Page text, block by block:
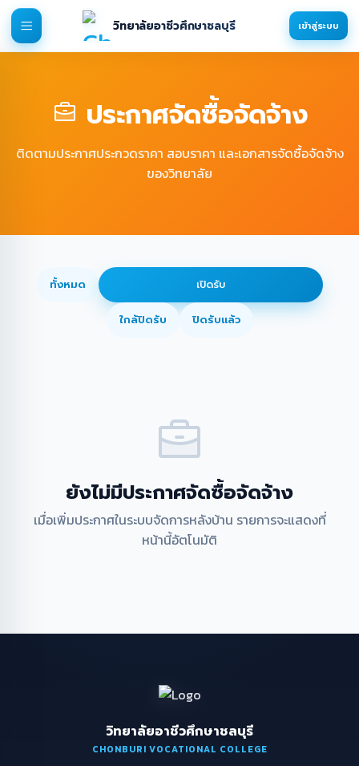
วิทยาลัยอาชีวศึกษาชลบุรี เข้าสู่ระบบ
ประกาศจัดซื้อจัดจ้าง
ติดตามประกาศประกวดราคา สอบราคา และเอกสารจัดซื้อจัดจ้าง
ของวิทยาลัย
ทั้งหมด เปิดรับ
ใกล้ปิดรับ ปิดรับแล้ว
ยังไม่มีประกาศจัดซื้อจัดจ้าง
เมื่อเพิ่มประกาศในระบบจัดการหลังบ้าน รายการจะแสดงที่
หน้านี้อัตโนมัติ
วิทยาลัยอาชีวศึกษาชลบุรี
CHONBURI VOCATIONAL COLLEGE